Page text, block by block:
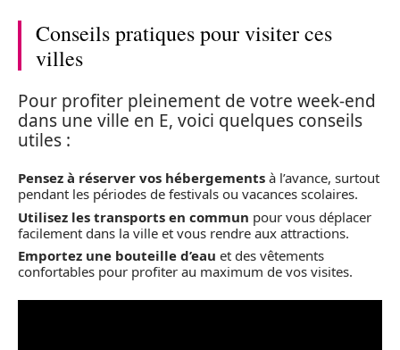
Conseils pratiques pour visiter ces
villes
Pour profiter pleinement de votre week-end
dans une ville en E, voici quelques conseils
utiles :
Pensez à réserver vos hébergements à l’avance, surtout
pendant les périodes de festivals ou vacances scolaires.
Utilisez les transports en commun pour vous déplacer
facilement dans la ville et vous rendre aux attractions.
Emportez une bouteille d’eau et des vêtements
confortables pour profiter au maximum de vos visites.